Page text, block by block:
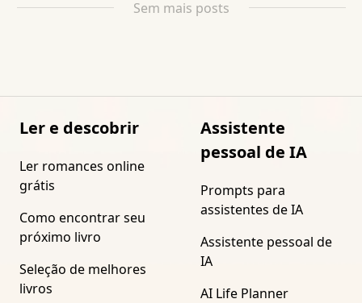
Sem mais posts
Ler e descobrir
Ler romances online
grátis
Como encontrar seu
próximo livro
Seleção de melhores
livros
Assistente
pessoal de IA
Prompts para
assistentes de IA
Assistente pessoal de
IA
AI Life Planner